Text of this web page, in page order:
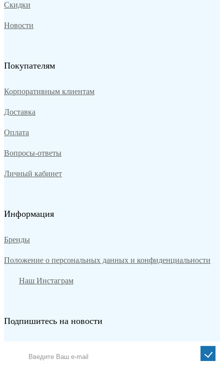
Скидки
Новости
Покупателям
Корпоративным клиентам
Доставка
Оплата
Вопросы-ответы
Личный кабинет
Информация
Бренды
Положение о персональных данных и конфиденциальности
Наш Инстаграм
Подпишитесь на новости